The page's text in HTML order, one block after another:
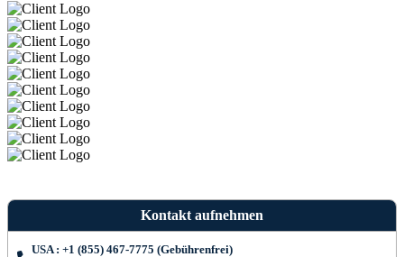
Kontakt aufnehmen
USA : +1 (855) 467-7775 (Gebührenfrei)